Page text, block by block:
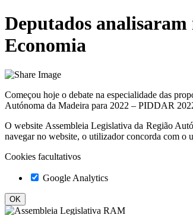
Deputados analisaram
Economia
Começou hoje o debate na especialidade das
Autónoma da Madeira para 2022 – PIDDAR
O website Assembleia Legislativa da Região
navegar no website, o utilizador concorda com o
Cookies facultativos
Google Analytics